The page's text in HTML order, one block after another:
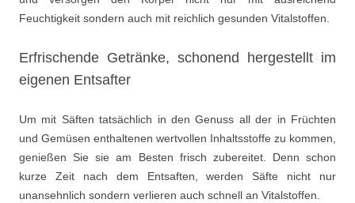
Feuchtigkeit sondern auch mit reichlich gesunden Vitalstoffen.
Erfrischende Getränke, schonend hergestellt im
eigenen Entsafter
Um mit Säften tatsächlich in den Genuss all der in Früchten
und Gemüsen enthaltenen wertvollen Inhaltsstoffe zu kommen,
genießen Sie sie am Besten frisch zubereitet. Denn schon
kurze Zeit nach dem Entsaften, werden Säfte nicht nur
unansehnlich sondern verlieren auch schnell an Vitalstoffen.